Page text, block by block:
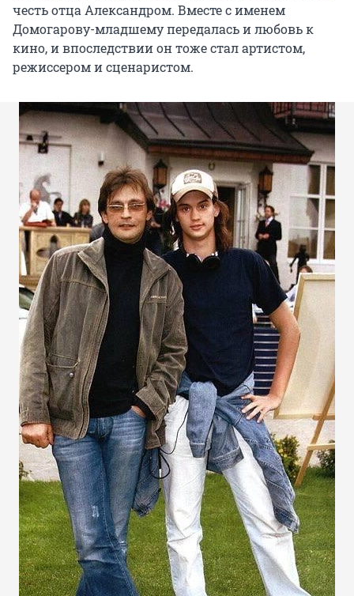
честь отца Александром. Вместе с именем
Домогарову-младшему передалась и любовь к
кино, и впоследствии он тоже стал артистом,
режиссером и сценаристом.